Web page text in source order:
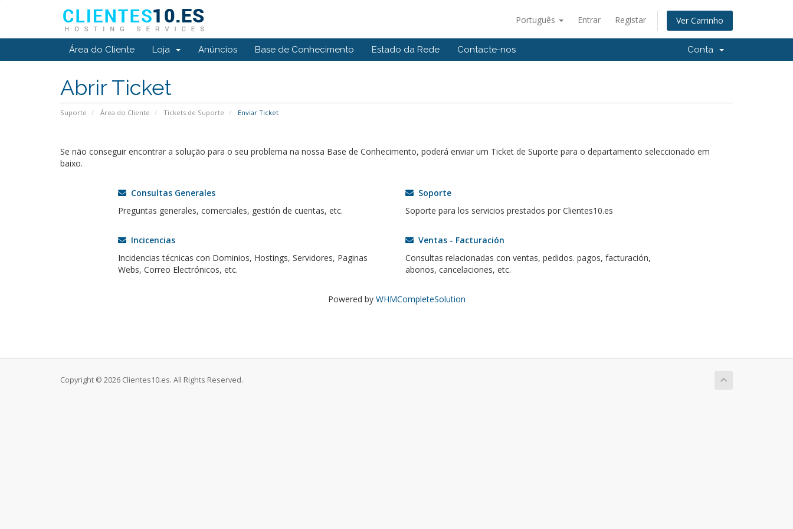
Português Entrar Registar Ver Carrinho
Área do Cliente Loja Anúncios Base de Conhecimento Estado da Rede Contacte-nos Conta
Abrir Ticket
Suporte Área do Cliente Tickets de Suporte Enviar Ticket
Se não conseguir encontrar a solução para o seu problema na nossa Base de Conhecimento, poderá enviar um Ticket de Suporte para o departamento seleccionado em
baixo.
Consultas Generales
Preguntas generales, comerciales, gestión de cuentas, etc.
Soporte
Soporte para los servicios prestados por Clientes10.es
Incicencias
Incidencias técnicas con Dominios, Hostings, Servidores, Paginas
Webs, Correo Electrónicos, etc.
Ventas - Facturación
Consultas relacionadas con ventas, pedidos. pagos, facturación,
abonos, cancelaciones, etc.
Powered by WHMCompleteSolution
Copyright © 2026 Clientes10.es. All Rights Reserved.